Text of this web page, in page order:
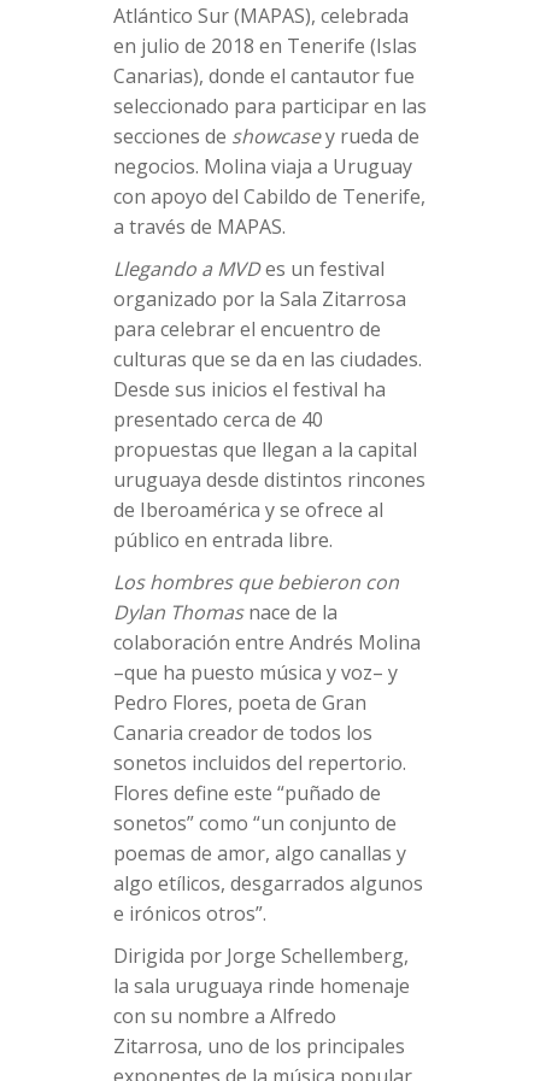
Atlántico Sur (MAPAS), celebrada
en julio de 2018 en Tenerife (Islas
Canarias), donde el cantautor fue
seleccionado para participar en las
secciones de showcasey rueda de
negocios. Molina viaja a Uruguay
con apoyo del Cabildo de Tenerife,
a través de MAPAS.
Llegando a MVDes un festival
organizado por la Sala Zitarrosa
para celebrar el encuentro de
culturas que se da en las ciudades.
Desde sus inicios el festival ha
presentado cerca de 40
propuestas que llegan a la capital
uruguaya desde distintos rincones
de Iberoamérica y se ofrece al
público en entrada libre.
Los hombres que bebieron con
Dylan Thomasnace de la
colaboración entre Andrés Molina
–que ha puesto música y voz– y
Pedro Flores, poeta de Gran
Canaria creador de todos los
sonetos incluidos del repertorio.
Flores define este “puñado de
sonetos” como “un conjunto de
poemas de amor, algo canallas y
algo etílicos, desgarrados algunos
e irónicos otros”.
Dirigida por Jorge Schellemberg,
la sala uruguaya rinde homenaje
con su nombre a Alfredo
Zitarrosa, uno de los principales